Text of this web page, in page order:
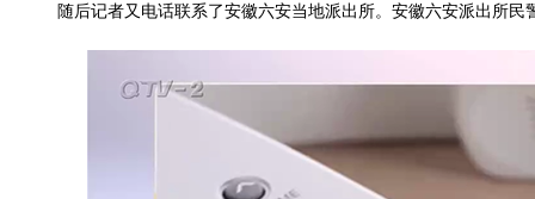
随后记者又电话联系了安徽六安当地派出所。安徽六安派出所民